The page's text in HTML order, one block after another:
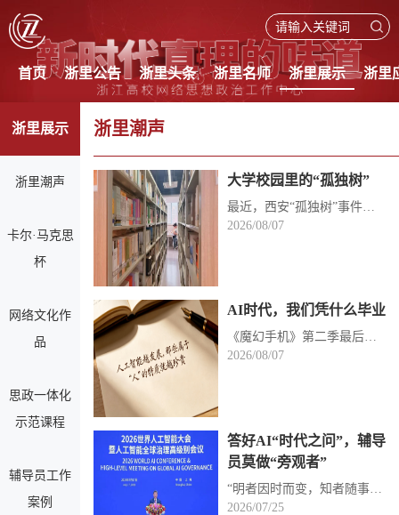
首页 浙里公告 浙里头条 浙里名师 浙里展示 浙里
浙里展示
浙里潮声
卡尔·马克思
杯
网络文化作
品
思政一体化
示范课程
辅导员工作
案例
浙里潮声
大学校园里的“孤独树”
2026/08/07
AI时代，我们凭什么毕业
《魔幻手机》第二季最后一集，我是凌晨两点看完的。那个叫傻妞的AI角色，最后的表情我反复倒回去看了两...
2026/08/07
答好AI“时代之问”，辅导
员莫做“旁观者”
2026/07/25